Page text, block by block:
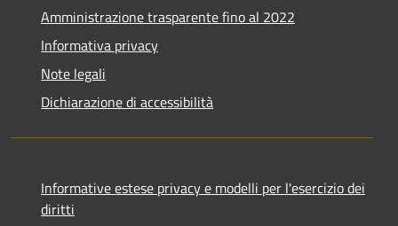
Amministrazione trasparente fino al 2022
Informativa privacy
Note legali
Dichiarazione di accessibilità
Informative estese privacy e modelli per l'esercizio dei
diritti